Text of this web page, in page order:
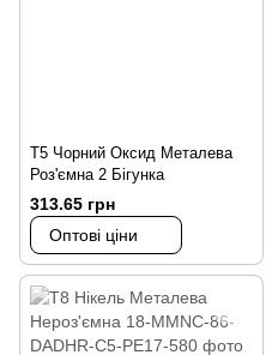
Т5 Чорний Оксид Металева
Роз'ємна 2 Бігунка
313.65 грн
Оптові ціни